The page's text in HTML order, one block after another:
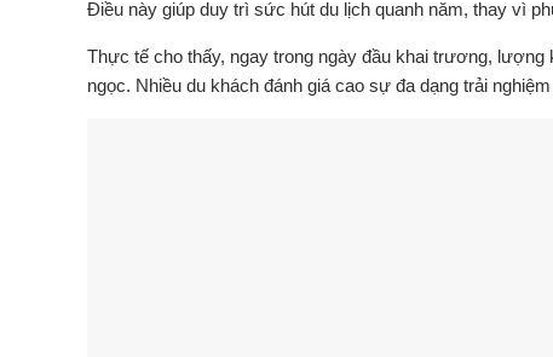
Điều này giúp duy trì sức hút du lịch quanh năm, thay vì
Thực tế cho thấy, ngay trong ngày đầu khai trương, lượng
ngọc. Nhiều du khách đánh giá cao sự đa dạng trải